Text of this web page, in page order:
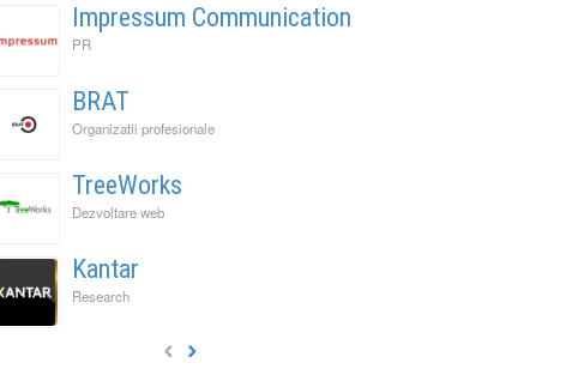
Impressum Communication
PR
BRAT
Organizatii profesionale
TreeWorks
Dezvoltare web
Kantar
Research